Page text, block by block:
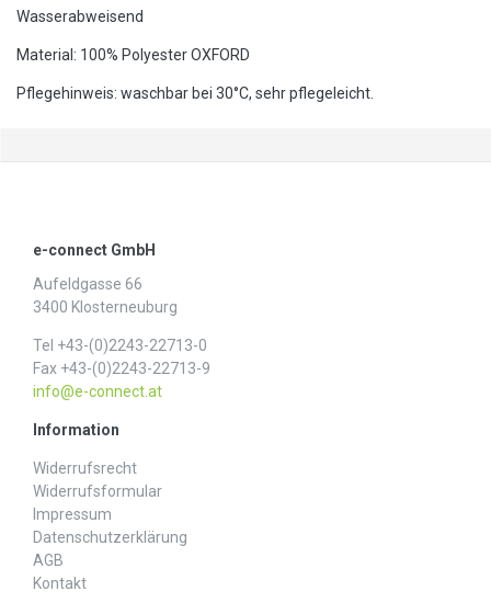
Wasserabweisend
Material: 100% Polyester OXFORD
Pflegehinweis: waschbar bei 30°C, sehr pflegeleicht.
e-connect GmbH
Aufeldgasse 66
3400 Klosterneuburg
Tel +43-(0)2243-22713-0
Fax +43-(0)2243-22713-9
info@e-connect.at
Information
Widerrufs­recht
Widerrufs­formular
Impressum
Daten­schutz­erklärung
AGB
Kontakt